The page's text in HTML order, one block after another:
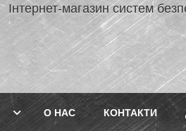
Інтернет-магазин систем
О НАС КОНТАКТИ